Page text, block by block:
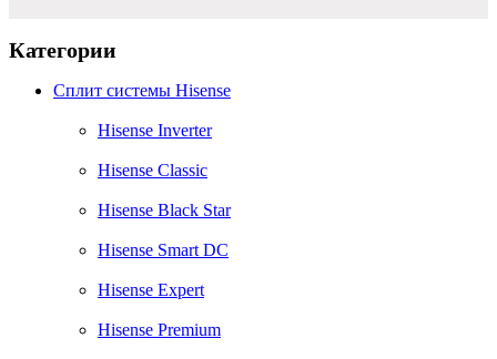
Категории
Сплит системы Hisense
Hisense Inverter
Hisense Classic
Hisense Black Star
Hisense Smart DC
Hisense Expert
Hisense Premium